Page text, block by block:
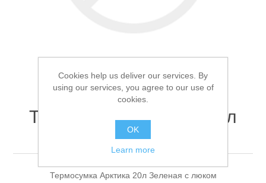
Аксессуары для лодок
Термосумка Арктика 20л
Зеленая с люком
Термосумка Арктика 20л Зеленая с люком
Cookies help us deliver our services. By
using our services, you agree to our use of
cookies.
OK
Learn more